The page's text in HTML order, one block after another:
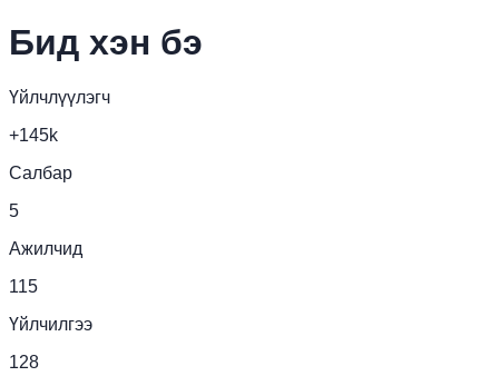
Бид хэн бэ
Үйлчлүүлэгч
+145k
Салбар
5
Ажилчид
115
Үйлчилгээ
128